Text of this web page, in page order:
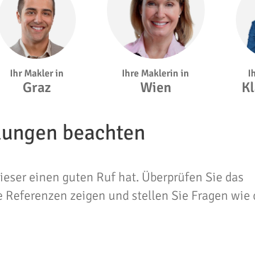
Ihr Makler in
Graz
Ihre Maklerin in
Wien
beachten
einen guten Ruf hat. Überprüfen Sie das
zeigen und stellen Sie Fragen wie